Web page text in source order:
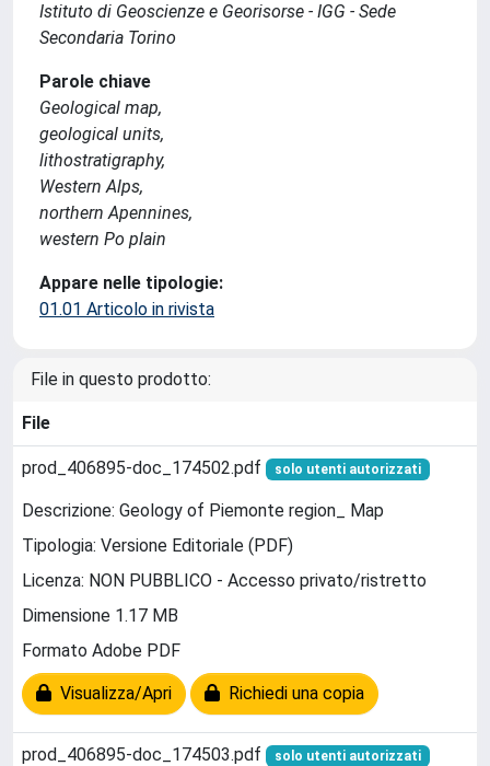
Istituto di Geoscienze e Georisorse - IGG - Sede
Secondaria Torino
Parole chiave
Geological map,
geological units,
lithostratigraphy,
Western Alps,
northern Apennines,
western Po plain
Appare nelle tipologie:
01.01 Articolo in rivista
File in questo prodotto:
File
prod_406895-doc_174502.pdf solo utenti autorizzati
Descrizione: Geology of Piemonte region_ Map
Tipologia: Versione Editoriale (PDF)
Licenza: NON PUBBLICO - Accesso privato/ristretto
Dimensione 1.17 MB
Formato Adobe PDF
Visualizza/Apri Richiedi una copia
prod_406895-doc_174503.pdf solo utenti autorizzati